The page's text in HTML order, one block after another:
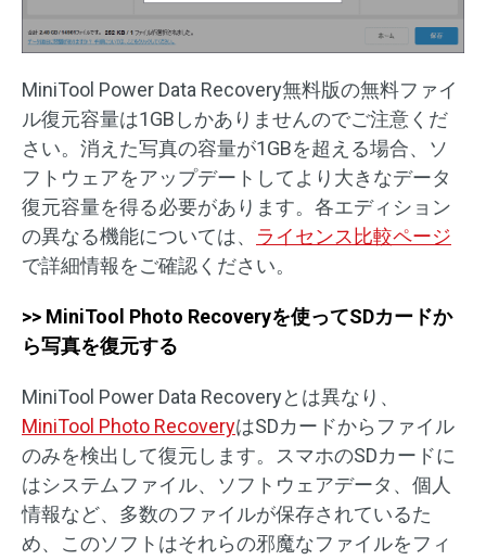
MiniTool Power Data Recovery無料版の無料ファイ
ル復元容量は1GBしかありませんのでご注意くだ
さい。消えた写真の容量が1GBを超える場合、ソ
フトウェアをアップデートしてより大きなデータ
復元容量を得る必要があります。各エディション
の異なる機能については、 ライセンス比較ページ
で詳細情報をご確認ください。
>> MiniTool Photo Recoveryを使ってSDカードか
ら写真を復元する
MiniTool Power Data Recoveryとは異なり、
MiniTool Photo RecoveryはSDカードからファイル
のみを検出して復元します。スマホのSDカードに
はシステムファイル、ソフトウェアデータ、個人
情報など、多数のファイルが保存されているた
め、このソフトはそれらの邪魔なファイルをフィ